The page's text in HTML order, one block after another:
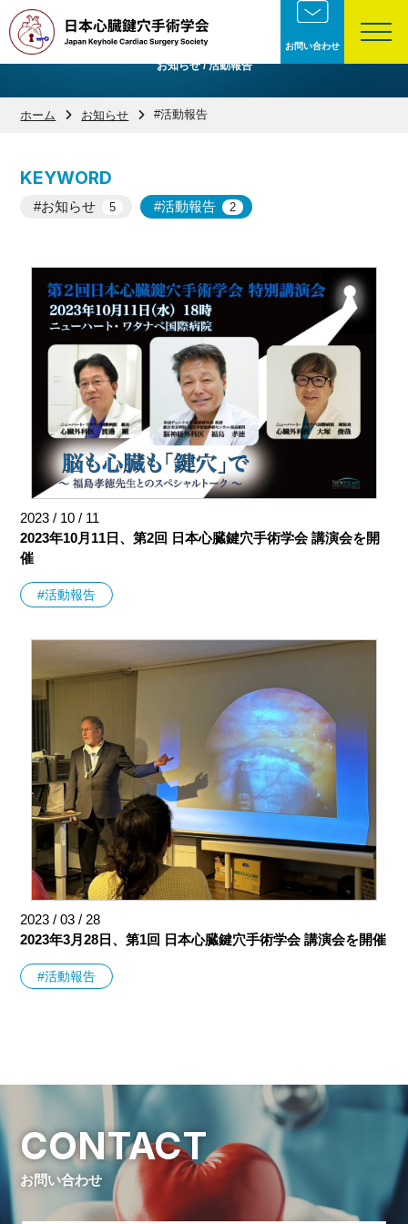
お問い合わせ
NEWS
お知らせ / 活動報告
ホーム お知らせ #活動報告
お知らせ 5 活動報告 2
2023 / 10 / 11
2023年10月11日、第2回 日本心臓鍵穴手術学会 講演会を開
催
#活動報告
2023 / 03 / 28
2023年3月28日、第1回 日本心臓鍵穴手術学会 講演会を開催
#活動報告
CONTACT
お問い合わせ